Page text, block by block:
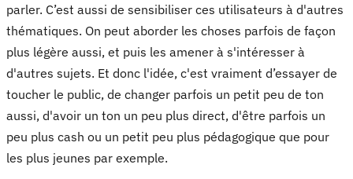
parler. C’est aussi de sensibiliser ces utilisateurs à d'autres
thématiques. On peut aborder les choses parfois de façon
plus légère aussi, et puis les amener à s'intéresser à
d'autres sujets. Et donc l'idée, c'est vraiment d’essayer de
toucher le public, de changer parfois un petit peu de ton
aussi, d'avoir un ton un peu plus direct, d'être parfois un
peu plus cash ou un petit peu plus pédagogique que pour
les plus jeunes par exemple.